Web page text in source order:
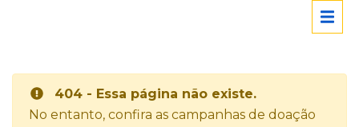
404 - Essa página não existe.
No entanto, confira as campanhas de doação